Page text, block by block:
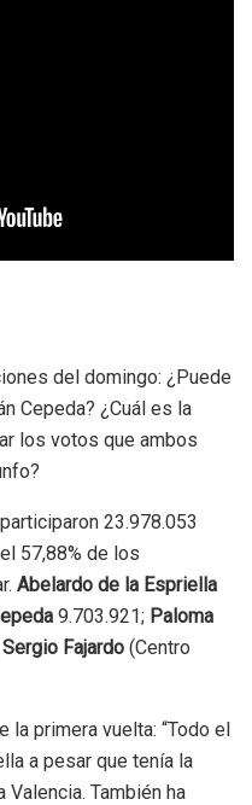
del domingo: ¿Puede
Cepeda? ¿Cuál es la
los votos que ambos
23.978.053
57,88% de los
Abelardo de la Espriella
9.703.921; Paloma
Sergio Fajardo (Centro
la primera vuelta: “Todo el
a pesar que tenía la
También ha